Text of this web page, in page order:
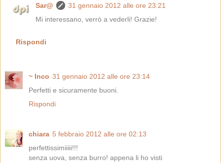
Sar@
31 gennaio 2012 alle ore 23:21
Mi interessano, verrò a vederli! Grazie!
Rispondi
~ Inco 31 gennaio 2012 alle ore 23:14
Perfetti e sicuramente buoni.
Rispondi
chiara 5 febbraio 2012 alle ore 02:13
perfettissimiiiii!!!
senza uova, senza burro! appena li ho visti